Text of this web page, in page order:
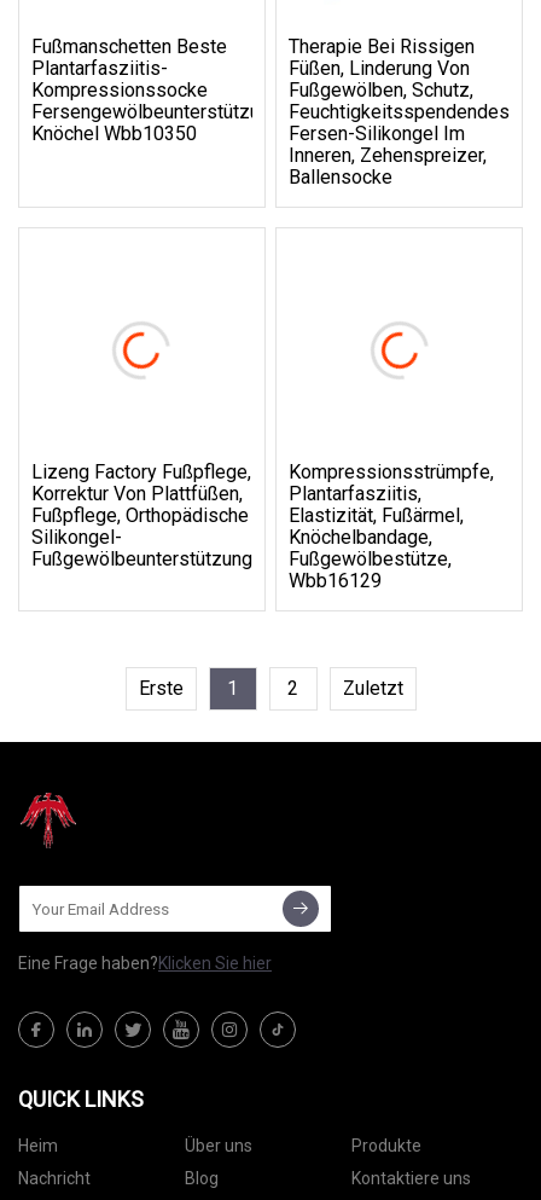
Fußmanschetten Beste
Plantarfasziitis-
Kompressionssocke
Fersengewölbeunterstützung
Knöchel Wbb10350
Therapie Bei Rissigen
Füßen, Linderung Von
Fußgewölben, Schutz,
Feuchtigkeitsspendendes
Fersen-Silikongel Im
Inneren, Zehenspreizer,
Ballensocke
Lizeng Factory Fußpflege,
Korrektur Von Plattfüßen,
Fußpflege, Orthopädische
Silikongel-
Fußgewölbeunterstützung
Kompressionsstrümpfe,
Plantarfasziitis,
Elastizität, Fußärmel,
Knöchelbandage,
Fußgewölbestütze,
Wbb16129
Erste 1 2 Zuletzt
Eine Frage haben?Klicken Sie hier
QUICK LINKS
Heim Über uns
Produkte
Nachricht
Blog
Kontaktiere uns